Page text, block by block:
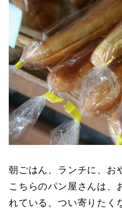
朝ごはん、ランチに、お
こちらのパン屋さんは、
れている、つい寄りたく